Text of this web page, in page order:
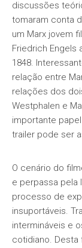
discussões
tomaram conta
um Marx jovem
Friedrich Engels
1848.
relação entre
relações dos
Westphalen e
importante
trailer pode ser
O cenário do
e perpassa pela
processo de
insuportáveis.
intermináveis e
cotidiano. Desta